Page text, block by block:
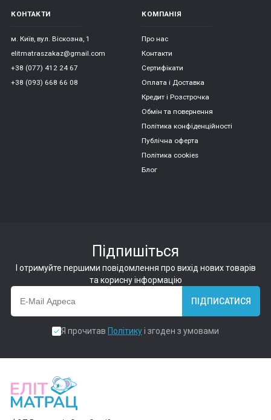
КОНТАКТИ
м. Київ, вул. Віскозна, 1
elitmatraszakaz@gmail.com
+38 (077) 412 24 67
+38 (093) 668 66 08
КОМПАНІЯ
Про нас
Контакти
Сертифікати
Оплата і Доставка
Кредит і Розстрочка
Обмін та повернення
Політика конфіденційності
Публічна оферта
Політика cookies
Блог
Підпишіться
І отримуйте першими повідомлення про вихід нових товарів
та корисну інформацію
ПІДПИСАТИСЯ
Я прочитав Політикуі згоден з умовами